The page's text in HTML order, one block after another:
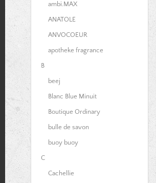
ambi.MAX
ANATOLE
ANVOCOEUR
apotheke fragrance
B
beej
Blanc Blue Minuit
Boutique Ordinary
bulle de savon
buoy buoy
C
Cachellie